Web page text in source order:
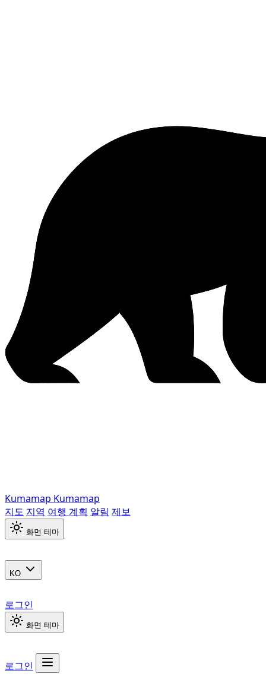
Kumamap Kumamap
지도 지역 여행 계획 알림 제보
화면 테마
KO
로그인
화면 테마
로그인